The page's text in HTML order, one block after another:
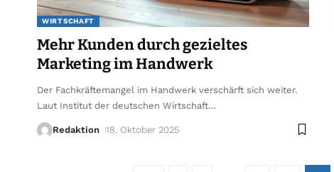
WIRTSCHAFT
Mehr Kunden durch gezieltes
Marketing im Handwerk
Der Fachkräftemangel im Handwerk verschärft sich weiter.
Laut Institut der deutschen Wirtschaft…
Redaktion 18. Oktober 2025